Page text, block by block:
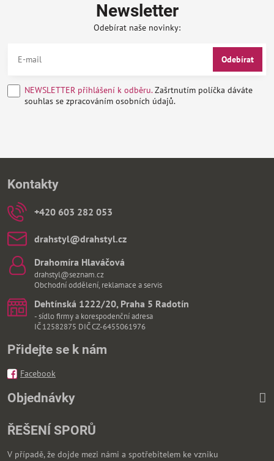
Newsletter
Odebírat naše novinky:
Odebírat
NEWSLETTER přihlášení k odběru.Zašrtnutím políčka dáváte
souhlas se zpracováním osobních údajů.
Kontakty
+420 603 282 053
drahstyl​@drahstyl​.cz
Drahomíra Hlaváčová
drahstyl@seznam.cz
Obchodní oddělení, reklamace a servis
Dehtínská 1222/20, Praha 5 Radotín
- sídlo firmy a korespodenční adresa
IČ 12582875 DIČ CZ-6455061976
Přidejte se k nám
Facebook
Objednávky
ŘEŠENÍ SPORŮ
V případě, že dojde mezi námi a spotřebitelem ke vzniku